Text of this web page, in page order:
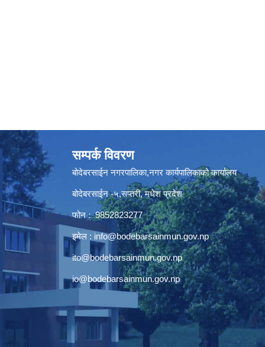
सम्पर्क विवरण
बोदेबरसाईन नगरपालिका,नगर कार्यपालिकाको कार्यालय
बोदेबरसाईन -५,सप्तरी, मधेश प्रदेश
फोन : 9852823277
इमेल : info@bodebarsainmun.gov.np
ito@bodebarsainmun.gov.np
io@bodebarsainmun.gov.np